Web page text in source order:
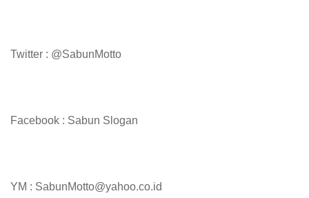
Twitter : @SabunMotto
Facebook : Sabun Slogan
YM : SabunMotto@yahoo.co.id